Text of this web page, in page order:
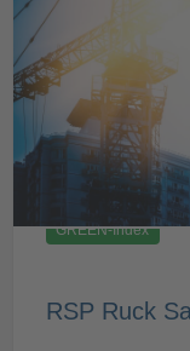
GREEN-Index
RSP Ruck